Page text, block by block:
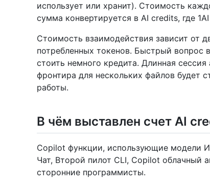
использует или хранит). Стоимость
сумма конвертируется в AI credits, где
Стоимость взаимодействия зависит от
потребленных токенов. Быстрый вопрос
стоить немного кредита. Длинная
фронтира для нескольких файлов будет
работы.
В чём выставлен счет AI
Copilot функции, использующие модели
Чат, Второй пилот CLI, Copilot облачный
сторонние программисты.